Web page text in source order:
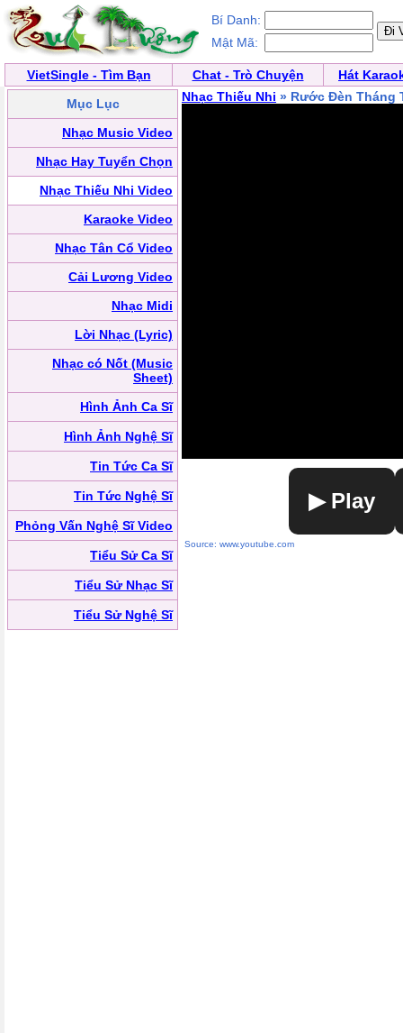
Bí Danh:
Mật Mã:
VietSingle - Tìm Bạn Chat - Trò Chuyện
Hát
Mục Lục
Nhạc Music Video
Nhạc Hay Tuyển Chọn
Nhạc Thiếu Nhi Video
Karaoke Video
Nhạc Tân Cổ Video
Cải Lương Video
Nhạc Midi
Lời Nhạc (Lyric)
Nhạc có Nốt (Music
Sheet)
Hình Ảnh Ca Sĩ
Hình Ảnh Nghệ Sĩ
Tin Tức Ca Sĩ
Tin Tức Nghệ Sĩ
Phỏng Vấn Nghệ Sĩ Video
Tiểu Sử Ca Sĩ
Tiểu Sử Nhạc Sĩ
Tiểu Sử Nghệ Sĩ
Nhạc Thiếu Nhi » Rước Đèn Tháng
▶ Play
Source: www.youtube.com